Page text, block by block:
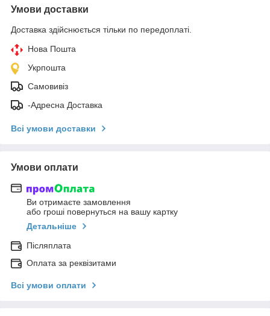
Умови доставки
Доставка здійснюється тільки по передоплаті.
Нова Пошта
Укрпошта
Самовивіз
-Адресна Доставка
Всі умови доставки
Умови оплати
Ви отримаєте замовлення
або гроші повернуться на вашу картку
Детальніше
Післяплата
Оплата за реквізитами
Всі умови оплати